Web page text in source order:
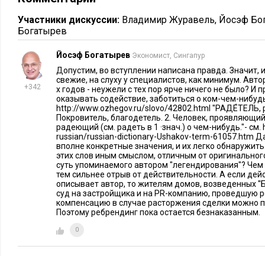
о брендинге в России и не думали, а позднее ребрендингу
стереотипы…
Для компании «СУИхолдинг» мы придумали
может восприниматься и как образ современного
небоскребов и… как образ трех столбиков монет. Таким
подчеркивается инновационный и инвестиционный
совета директоров ЗАО «СУИхолдинг»Азарий Лапидус
«СУИхолдинга» – это отражение больших и важных
символизирует новый этап нашего бизнеса, нашу
уверенно опираясь на опыт и профессионализм,
Брендинг без ребрендинга
Особенность объектов недвижимости состоит в том, что
продавать под названием несколько продуктов –
Участники дискуссии: Владимир Журавель, Йосэф
Богатырев
+342
Йосэф Богатырев Экономист, Сингапур
Допустим, во вступлении написана правда.
свежие, на слуху у специалистов, как минимум.
х годов - неужели с тех пор ярче ничего не было? И
оказывать содействие, заботиться о ком-чем-
http://www.ozhegov.ru/slovo/42802.html ''РАДЕ́ТЕЛЬ,
Покровитель, благодетель. 2. Человек,
радеющий (см. радеть в 1 ·знач.) о чем-нибудь.''-
russian/russian-dictionary-Ushakov-term-61057.htm
вполне конкретные значения, и их легко
этих слов иным смыслом, отличным от
суть упоминаемого автором ''легендирования''?
тем сильнее отрыв от действительности. А если
описывает автор, то жителям домов, возведенных
суд на застройщика и на PR-компанию, проведшую
компенсацию в случае расторжения сделки можно
Поэтому ребрендинг пока остается безнаказанным.
0